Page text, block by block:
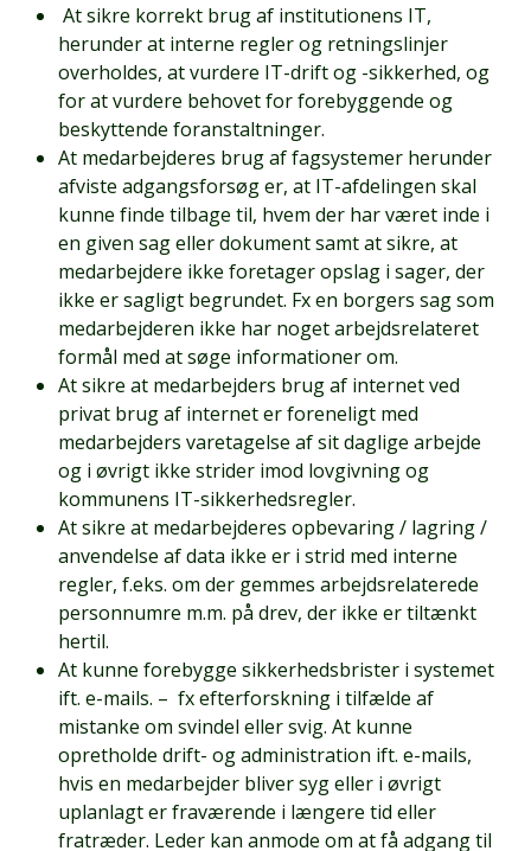
At sikre korrekt brug af institutionens IT,
herunder at interne regler og retningslinjer
overholdes, at vurdere IT-drift og -sikkerhed, og
for at vurdere behovet for forebyggende og
beskyttende foranstaltninger.
At medarbejderes brug af fagsystemer herunder
afviste adgangsforsøg er, at IT-afdelingen skal
kunne finde tilbage til, hvem der har været inde i
en given sag eller dokument samt at sikre, at
medarbejdere ikke foretager opslag i sager, der
ikke er sagligt begrundet. Fx en borgers sag som
medarbejderen ikke har noget arbejdsrelateret
formål med at søge informationer om.
At sikre at medarbejders brug af internet ved
privat brug af internet er foreneligt med
medarbejders varetagelse af sit daglige arbejde
og i øvrigt ikke strider imod lovgivning og
kommunens IT-sikkerhedsregler.
At sikre at medarbejderes opbevaring / lagring /
anvendelse af data ikke er i strid med interne
regler, f.eks. om der gemmes arbejdsrelaterede
personnumre m.m. på drev, der ikke er tiltænkt
hertil.
At kunne forebygge sikkerhedsbrister i systemet
ift. e-mails. – fx efterforskning i tilfælde af
mistanke om svindel eller svig. At kunne
opretholde drift- og administration ift. e-mails,
hvis en medarbejder bliver syg eller i øvrigt
uplanlagt er fraværende i længere tid eller
fratræder. Leder kan anmode om at få adgang til